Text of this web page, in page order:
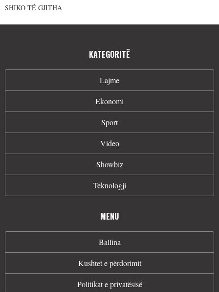
SHIKO TË GJITHA
KATEGORITË
Lajme
Ekonomi
Sport
Video
Showbiz
Teknologji
MENU
Ballina
Kushtet e përdorimit
Politikat e privatësisë